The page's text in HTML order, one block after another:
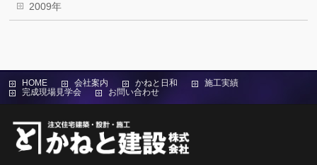
2009年
HOME 会社案内 かねと日和
施工実績
完成現場見学会
お問い合わせ